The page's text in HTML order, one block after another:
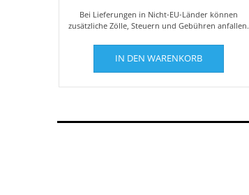
Bei Lieferungen in Nicht-EU-Länder können
zusätzliche Zölle, Steuern und Gebühren anfallen.
IN DEN WARENKORB